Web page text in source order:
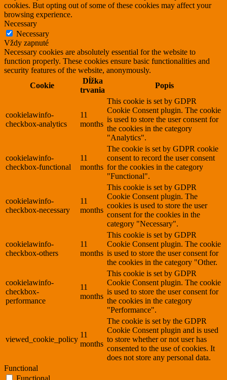
cookies. But opting out of some of these cookies may affect your
browsing experience.
Necessary
Necessary
Vždy zapnuté
Necessary cookies are absolutely essential for the website to
function properly. These cookies ensure basic functionalities and
security features of the website, anonymously.
Cookie
Dĺžka
trvania
Popis
cookielawinfo-
checkbox-analytics
11
months
This cookie is set by GDPR
Cookie Consent plugin. The cookie
is used to store the user consent for
the cookies in the category
"Analytics".
cookielawinfo-
checkbox-functional
11
months
The cookie is set by GDPR cookie
consent to record the user consent
for the cookies in the category
"Functional".
cookielawinfo-
checkbox-necessary
11
months
This cookie is set by GDPR
Cookie Consent plugin. The
cookies is used to store the user
consent for the cookies in the
category "Necessary".
cookielawinfo-
checkbox-others
11
months
This cookie is set by GDPR
Cookie Consent plugin. The cookie
is used to store the user consent for
the cookies in the category "Other.
cookielawinfo-
checkbox-
performance
11
months
This cookie is set by GDPR
Cookie Consent plugin. The cookie
is used to store the user consent for
the cookies in the category
"Performance".
viewed_cookie_policy
11
months
The cookie is set by the GDPR
Cookie Consent plugin and is used
to store whether or not user has
consented to the use of cookies. It
does not store any personal data.
Functional
Functional